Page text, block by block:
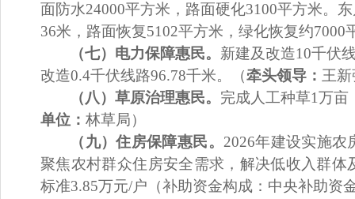
面防水24000平方米， 路面硬化3100平方米。
36米，路面恢复5102平方米，绿化恢复约7000
（七）电力保障惠民。 新建及改造10千伏
改造0.4千伏线路96.78千米。（牵头领导： 王新
（八）草原治理惠民。 完成人工种草1万亩
单位： 林草局）
（九）住房保障惠民。 2026年建设实施农
聚焦农村群众住房安全需求，解决低收入群
标准3.85万元/户（补助资金构成：中央补助资